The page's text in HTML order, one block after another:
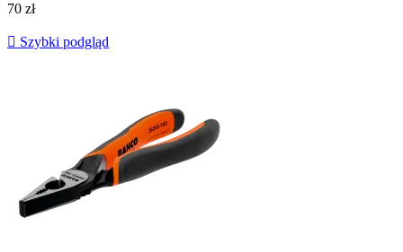
70 zł
 Szybki podgląd